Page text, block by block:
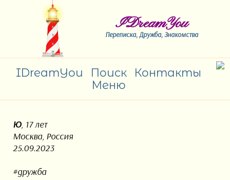
IDreamYou
Переписка, Дружба, Знакомства
IDreamYou Поиск
Контакты
Меню
Ю, 17 лет
Москва, Россия
25.09.2023
#дружба